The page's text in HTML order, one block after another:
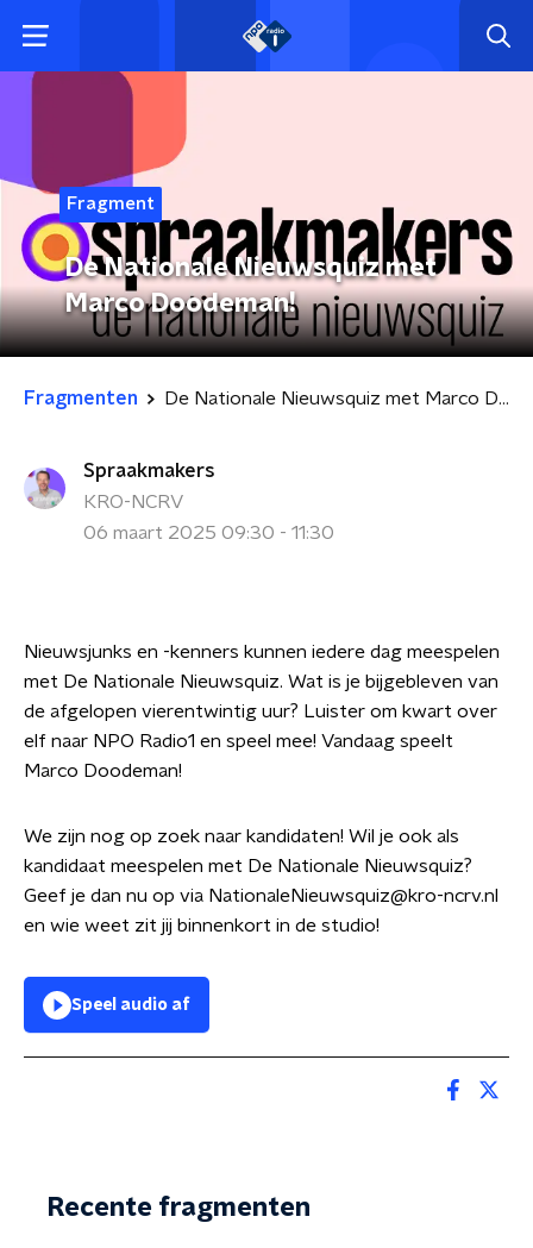
Fragment
De Nationale Nieuwsquiz met
Marco Doodeman!
Fragmenten De Nationale Nieuwsquiz met Marco Doodeman!
Spraakmakers
KRO-NCRV
06 maart 2025 09:30 - 11:30
Nieuwsjunks en -kenners kunnen iedere dag meespelen
met De Nationale Nieuwsquiz. Wat is je bijgebleven van
de afgelopen vierentwintig uur? Luister om kwart over
elf naar NPO Radio1 en speel mee! Vandaag speelt
Marco Doodeman!
We zijn nog op zoek naar kandidaten! Wil je ook als
kandidaat meespelen met De Nationale Nieuwsquiz?
Geef je dan nu op via NationaleNieuwsquiz@kro-ncrv.nl
en wie weet zit jij binnenkort in de studio!
Speel audio af
Recente fragmenten